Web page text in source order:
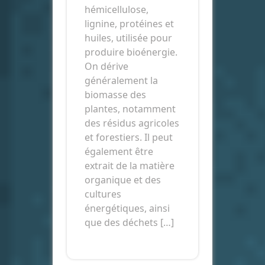
hémicellulose,
lignine, protéines et
huiles, utilisée pour
produire bioénergie.
On dérive
généralement la
biomasse des
plantes, notamment
des résidus agricoles
et forestiers. Il peut
également être
extrait de la matière
organique et des
cultures
énergétiques, ainsi
que des déchets […]